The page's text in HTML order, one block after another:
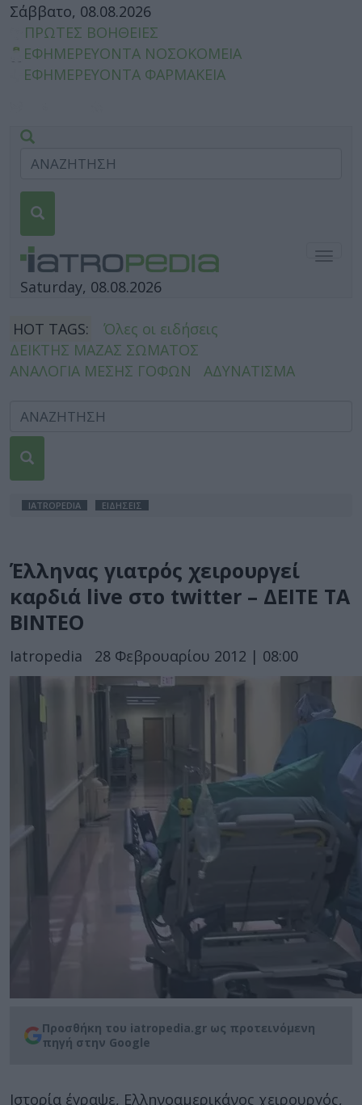
Σάββατο, 08.08.2026
ΠΡΩΤΕΣ ΒΟΗΘΕΙΕΣ
ΕΦΗΜΕΡΕΥΟΝΤΑ ΝΟΣΟΚΟΜΕΙΑ
ΕΦΗΜΕΡΕΥΟΝΤΑ ΦΑΡΜΑΚΕΙΑ
Saturday, 08.08.2026
HOT TAGS:
Όλες οι ειδήσεις
ΔΕΙΚΤΗΣ ΜΑΖΑΣ ΣΩΜΑΤΟΣ
ΑΝΑΛΟΓΙΑ ΜΕΣΗΣ ΓΟΦΩΝ
ΑΔΥΝΑΤΙΣΜΑ
IATROPEDIA ΕΙΔΗΣΕΙΣ
Έλληνας γιατρός χειρουργεί
καρδιά live στο twitter – ΔΕΙΤΕ ΤΑ
ΒΙΝΤΕΟ
Iatropedia 28 Φεβρουαρίου 2012 | 08:00
Προσθήκη του iatropedia.gr ως προτεινόμενη
πηγή στην Google
Ιστορία έγραψε, Ελληνοαμερικάνος χειρουργός,